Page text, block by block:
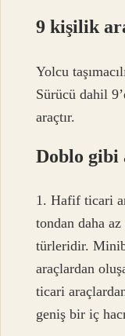
9 kişilik
Yolcu
Sürücü dahil
araçtır.
Doblo gibi
1. Hafif ticari
tondan daha
türleridir.
araçlardan
ticari
geniş bir iç